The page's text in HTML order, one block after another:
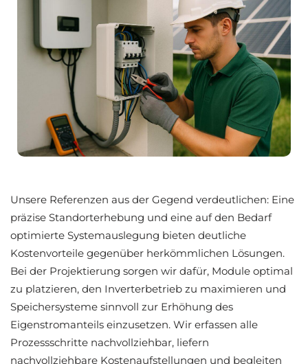
Unsere Referenzen aus der Gegend verdeutlichen: Eine
präzise Standorterhebung und eine auf den Bedarf
optimierte Systemauslegung bieten deutliche
Kostenvorteile gegenüber herkömmlichen Lösungen.
Bei der Projektierung sorgen wir dafür, Module optimal
zu platzieren, den Inverterbetrieb zu maximieren und
Speichersysteme sinnvoll zur Erhöhung des
Eigenstromanteils einzusetzen. Wir erfassen alle
Prozessschritte nachvollziehbar, liefern
nachvollziehbare Kostenaufstellungen und begleiten